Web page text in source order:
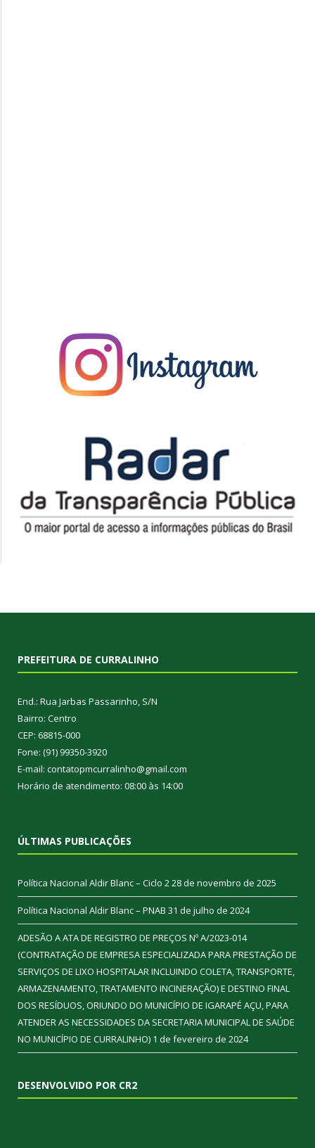
PREFEITURA DE CURRALINHO
End.: Rua Jarbas Passarinho, S/N
Bairro: Centro
CEP: 68815-000
Fone: (91) 99350-3920
E-mail: contatopmcurralinho@gmail.com
Horário de atendimento: 08:00 às 14:00
ÚLTIMAS PUBLICAÇÕES
Política Nacional Aldir Blanc – Ciclo 228 de novembro de 2025
Política Nacional Aldir Blanc – PNAB 31 de julho de 2024
ADESÃO A ATA DE REGISTRO DE PREÇOS Nº A/2023-014
(CONTRATAÇÃO DE EMPRESA ESPECIALIZADA PARA PRESTAÇÃO DE
SERVIÇOS DE LIXO HOSPITALAR INCLUINDO COLETA, TRANSPORTE,
ARMAZENAMENTO, TRATAMENTO INCINERAÇÃO) E DESTINO FINAL
DOS RESÍDUOS, ORIUNDO DO MUNICÍPIO DE IGARAPÉ AÇU, PARA
ATENDER AS NECESSIDADES DA SECRETARIA MUNICIPAL DE SAÚDE
NO MUNICÍPIO DE CURRALINHO) 1 de fevereiro de 2024
DESENVOLVIDO POR CR2